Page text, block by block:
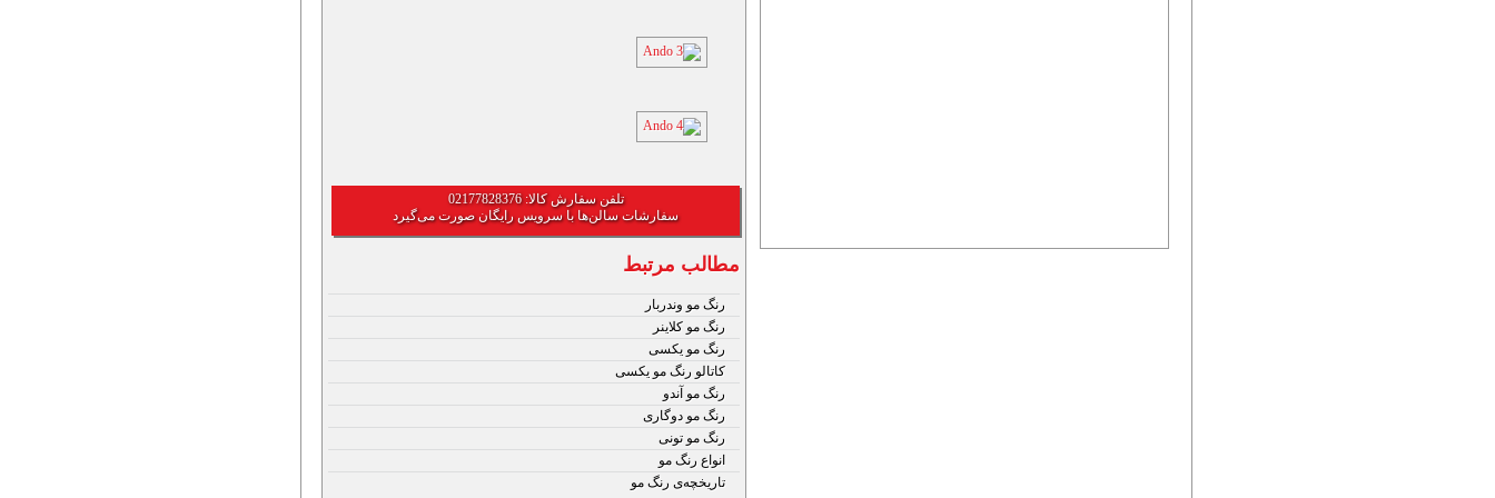
تلفن سفارش کالا: 02177828376
سفارشات سالن‌ها با سرویس رایگان صورت می‌گیرد
مطالب مرتبط
رنگ مو وندربار
رنگ مو کلاینر
رنگ مو یکسی
کاتالو رنگ مو یکسی
رنگ مو آندو
رنگ مو دوگاری
رنگ مو تونی
انواع رنگ مو
تاریخچه‌ی رنگ مو